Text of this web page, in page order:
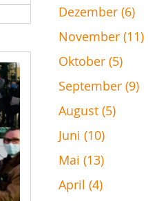
Dezember (6)
November (11)
Oktober (5)
September (9)
August (5)
Juni (10)
Mai (13)
April (4)